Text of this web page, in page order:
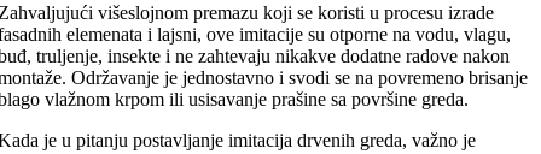
višeslojnom premazu koji se koristi u procesu izrade
elemenata i lajsni, ove imitacije su otporne na vodu, vlagu,
truljenje, insekte i ne zahtevaju nikakve dodatne radove nakon
Održavanje je jednostavno i svodi se na povremeno brisanje
vlažnom krpom ili usisavanje prašine sa površine greda.
je u pitanju postavljanje imitacija drvenih greda, važno je